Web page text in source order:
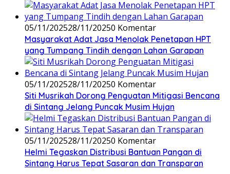
05/11/202528/11/20250 Komentar
Masyarakat Adat Jasa Menolak Penetapan HPT
yang Tumpang Tindih dengan Lahan Garapan
05/11/202528/11/20250 Komentar
Siti Musrikah Dorong Penguatan Mitigasi Bencana
di Sintang Jelang Puncak Musim Hujan
05/11/202528/11/20250 Komentar
Helmi Tegaskan Distribusi Bantuan Pangan di
Sintang Harus Tepat Sasaran dan Transparan